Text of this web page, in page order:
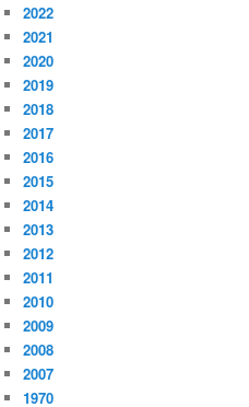
2022
2021
2020
2019
2018
2017
2016
2015
2014
2013
2012
2011
2010
2009
2008
2007
1970